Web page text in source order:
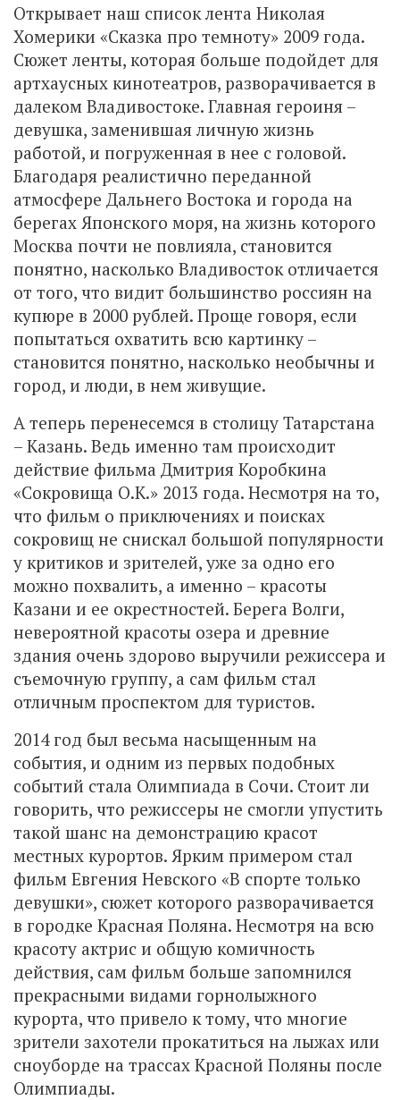
Открывает наш список лента Николая
Хомерики «Сказка про темноту» 2009 года.
Сюжет ленты, которая больше подойдет для
артхаусных кинотеатров, разворачивается в
далеком Владивостоке. Главная героиня –
девушка, заменившая личную жизнь
работой, и погруженная в нее с головой.
Благодаря реалистично переданной
атмосфере Дальнего Востока и города на
берегах Японского моря, на жизнь которого
Москва почти не повлияла, становится
понятно, насколько Владивосток отличается
от того, что видит большинство россиян на
купюре в 2000 рублей. Проще говоря, если
попытаться охватить всю картинку –
становится понятно, насколько необычны и
город, и люди, в нем живущие.
А теперь перенесемся в столицу Татарстана
– Казань. Ведь именно там происходит
действие фильма Дмитрия Коробкина
«Сокровища О.К.» 2013 года. Несмотря на то,
что фильм о приключениях и поисках
сокровищ не снискал большой популярности
у критиков и зрителей, уже за одно его
можно похвалить, а именно – красоты
Казани и ее окрестностей. Берега Волги,
невероятной красоты озера и древние
здания очень здорово выручили режиссера и
съемочную группу, а сам фильм стал
отличным проспектом для туристов.
2014 год был весьма насыщенным на
события, и одним из первых подобных
событий стала Олимпиада в Сочи. Стоит ли
говорить, что режиссеры не смогли упустить
такой шанс на демонстрацию красот
местных курортов. Ярким примером стал
фильм Евгения Невского «В спорте только
девушки», сюжет которого разворачивается
в городке Красная Поляна. Несмотря на всю
красоту актрис и общую комичность
действия, сам фильм больше запомнился
прекрасными видами горнолыжного
курорта, что привело к тому, что многие
зрители захотели прокатиться на лыжах или
сноуборде на трассах Красной Поляны после
Олимпиады.